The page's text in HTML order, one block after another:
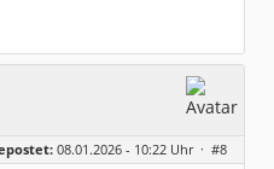
08.01.2026 - 10:22 Uhr · #8